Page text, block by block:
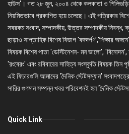
হাউস'। গত ২৮ জুন, ২০০৪ থেকে কলকাতা ও
নিয়মিতভাবে প্রকাশিত হয়ে চলেছে। এই পত্রিকার
সবরকম সংবাদ, সম্পাদকীয়, উত্তর সম্পাদকীয় নিবন্ধ,
ছাড়াও সাপ্তাহিক বিশেষ বিভাগ 'বঙ্গদর্পণ','শিক্ষার
বিষয়ক বিশেষ পাতা 'ডেস্টিনেশন- মন ভালো', 'বিনোদন',
'রংবেরং' এবং রবিবারের সাহিত্য সংস্কৃতি বিষয়ক তিন
এই ফিচারগুলি আমাদের 'দৈনিক স্টেটসম্যান'
সারির গুণমান সম্পন্ন খবর পরিবেশনই হল 'দৈনিক
Quick Link